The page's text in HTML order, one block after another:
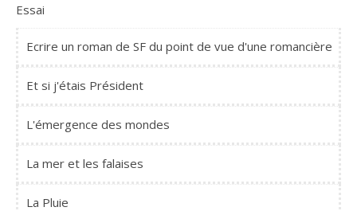
Essai
Ecrire un roman de SF du point de vue d'une romancière
Et si j'étais Président
L'émergence des mondes
La mer et les falaises
La Pluie